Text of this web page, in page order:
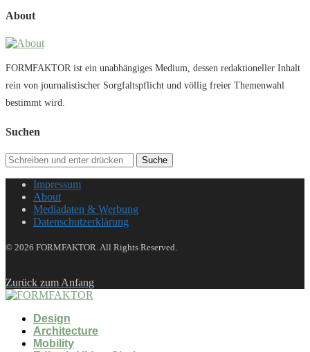
About
FORMFAKTOR ist ein unabhängiges Medium, dessen redaktioneller Inhalt
rein von journalistischer Sorgfaltspflicht und völlig freier Themenwahl
bestimmt wird.
Suchen
Suche
Impressum
About
Mediadaten & Werbung
Datenschutzerklärung
© 2026 FORMFAKTOR. All Rights Reserved.
Zurück zum Anfang
Design
Architecture
Mobility